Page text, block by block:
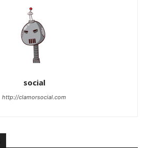
social
http://clamorsocial.com